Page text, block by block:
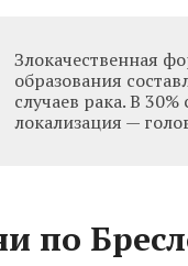
Злокачественная
образования
случаев рака. В 30%
локализация —
по